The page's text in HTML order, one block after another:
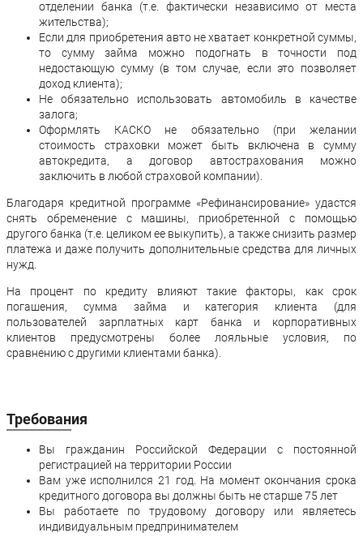
отделении банка (т.е. фактически независимо от места
жительства);
Если для приобретения авто не хватает конкретной суммы,
то сумму займа можно подогнать в точности под
недостающую сумму (в том случае, если это позволяет
доход клиента);
Не обязательно использовать автомобиль в качестве
залога;
Оформлять КАСКО не обязательно (при желании
стоимость страховки может быть включена в сумму
автокредита, а договор автострахования можно
заключить в любой страховой компании).
Благодаря кредитной программе «Рефинансирование» удастся
снять обременение с машины, приобретенной с помощью
другого банка (т.е. целиком ее выкупить), а также снизить размер
платежа и даже получить дополнительные средства для личных
нужд.
На процент по кредиту влияют такие факторы, как срок
погашения, сумма займа и категория клиента (для
пользователей зарплатных карт банка и корпоративных
клиентов предусмотрены более лояльные условия, по
сравнению с другими клиентами банка).
Требования
Вы гражданин Российской Федерации с постоянной
регистрацией на территории России
Вам уже исполнился 21 год. На момент окончания срока
кредитного договора вы должны быть не старше 75 лет
Вы работаете по трудовому договору или являетесь
индивидуальным предпринимателем